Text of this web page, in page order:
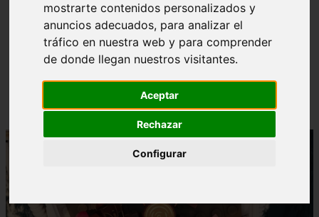
mostrarte contenidos personalizados y
anuncios adecuados, para analizar el
tráfico en nuestra web y para comprender
de donde llegan nuestros visitantes.
Aceptar
Rechazar
Configurar
Reseña Hentai - Kuroinu: Kedakaki Seijo wa Hakudaku
ni Somaru - Anime en Español